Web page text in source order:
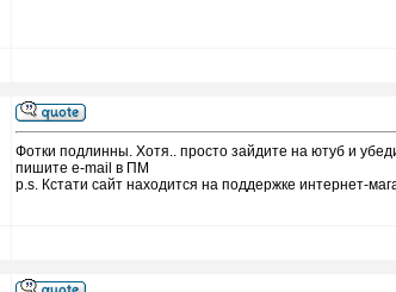
Фотки подлинны. Хотя.. просто зайдите на ютуб и
пишите e-mail в ПМ
p.s. Кстати сайт находится на поддержке интернет-